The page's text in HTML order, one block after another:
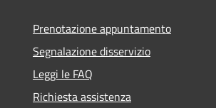
Prenotazione appuntamento
Segnalazione disservizio
Leggi le FAQ
Richiesta assistenza